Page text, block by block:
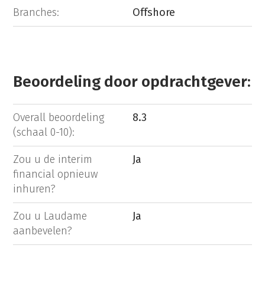
Branches: Offshore
Beoordeling door opdrachtgever:
Overall beoordeling
(schaal 0-10):
8.3
Zou u de interim
financial opnieuw
inhuren?
Ja
Zou u Laudame
aanbevelen?
Ja